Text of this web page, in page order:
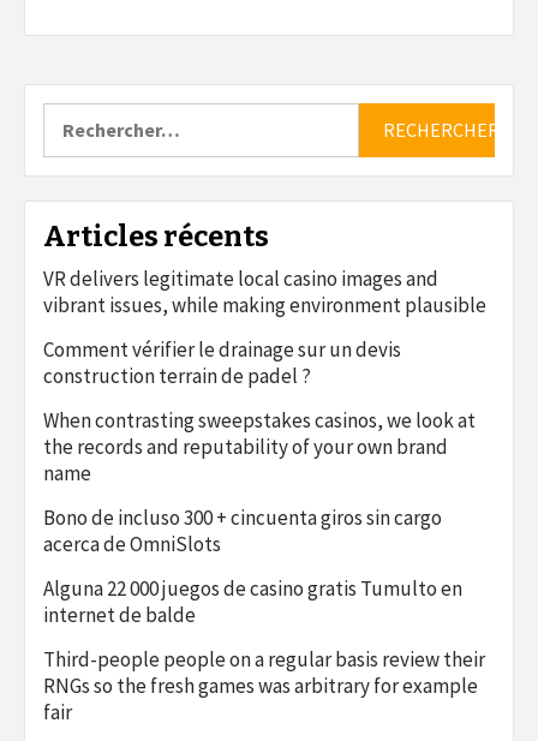
Articles récents
VR delivers legitimate local casino images and
vibrant issues, while making environment plausible
Comment vérifier le drainage sur un devis
construction terrain de padel ?
When contrasting sweepstakes casinos, we look at
the records and reputability of your own brand
name
Bono de incluso 300 + cincuenta giros sin cargo
acerca de OmniSlots
Alguna 22 000 juegos de casino gratis Tumulto en
internet de balde
Third-people people on a regular basis review their
RNGs so the fresh games was arbitrary for example
fair